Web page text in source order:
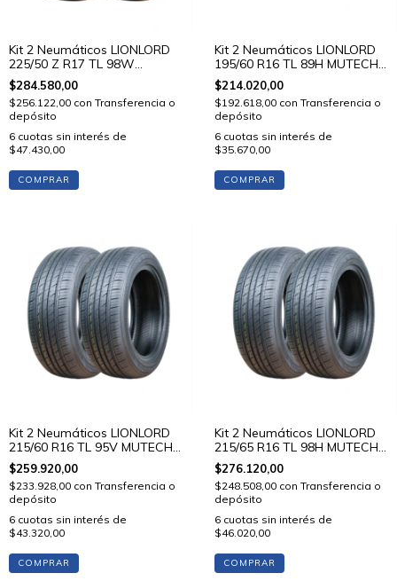
Kit 2 Neumáticos LIONLORD
225/50 Z R17 TL 98W
MUTECH H02
$284.580,00
$256.122,00 con Transferencia o
depósito
6 cuotas sin interés de
$47.430,00
COMPRAR
Kit 2 Neumáticos LIONLORD
195/60 R16 TL 89H MUTECH
H01
$214.020,00
$192.618,00 con Transferencia o
depósito
6 cuotas sin interés de
$35.670,00
COMPRAR
Kit 2 Neumáticos LIONLORD
215/60 R16 TL 95V MUTECH
H01
$259.920,00
$233.928,00 con Transferencia o
depósito
6 cuotas sin interés de
$43.320,00
COMPRAR
Kit 2 Neumáticos LIONLORD
215/65 R16 TL 98H MUTECH
H01
$276.120,00
$248.508,00 con Transferencia o
depósito
6 cuotas sin interés de
$46.020,00
COMPRAR